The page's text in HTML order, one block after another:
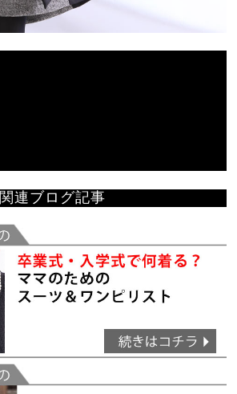
関連ブログ記事